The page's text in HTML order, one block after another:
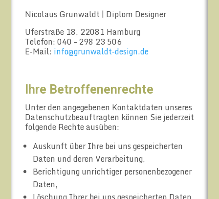
Nicolaus Grunwaldt | Diplom Designer
Uferstraße 18, 22081 Hamburg
Telefon: 040 – 298 23 506
E-Mail: info@grunwaldt-design.de
Ihre Betroffenenrechte
Unter den angegebenen Kontaktdaten unseres
Datenschutzbeauftragten können Sie jederzeit
folgende Rechte ausüben:
Auskunft über Ihre bei uns gespeicherten
Daten und deren Verarbeitung,
Berichtigung unrichtiger personenbezogener
Daten,